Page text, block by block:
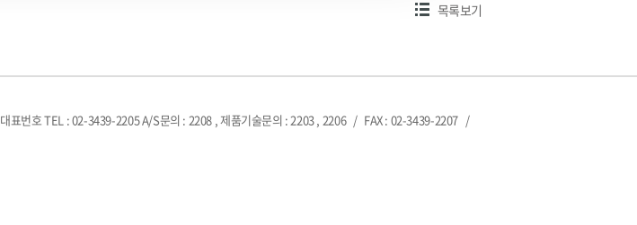
목록보기
대표번호 TEL : 02-3439-2205 A/S문의 : 2208 , 제품기술문의 : 2203 , 2206 / FAX : 02-3439-2207 /